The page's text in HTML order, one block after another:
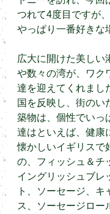
つれて4度目ですが
やっぱり一番好きな
広大に開けた美しい
や数々の湾が、ワク
達を迎えてくれまし
国を反映し、街のい
築物は、個性でいっ
達はといえば、健康
懐かしいイギリスで
の、フィッシュ＆チ
イングリッシュブレ
ト、ソーセージ、キ
ス、ソーセージロー